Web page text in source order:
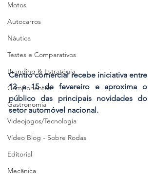
Motos
Autocarros
Náutica
Testes e Comparativos
Branding & Estratégia
Componentes
Gastronomia
Videojogos/Tecnologia
Vídeo Blog - Sobre Rodas
Editorial
Mecânica
Centro comercial recebe iniciativa entre
13 e 15 de fevereiro e aproxima o
público das principais novidades do
setor automóvel nacional.